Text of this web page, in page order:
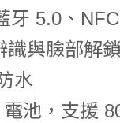
牙 5.0、
識與臉部解鎖
水
池，支援